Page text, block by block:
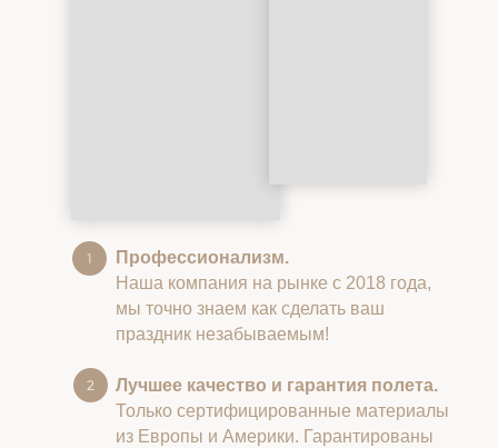
Профессионализм.
Наша компания на рынке с 2018 года,
мы точно знаем как сделать ваш
праздник незабываемым!
Лучшее качество и гарантия полета.
Только сертифицированные материалы
из Европы и Америки. Гарантированы